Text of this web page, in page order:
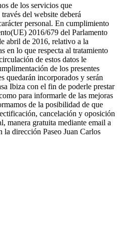
de los servicios que
del website deberá
personal. En cumplimiento
2016/679 del Parlamento
abril de 2016, relativo a la
en lo que respecta al tratamiento
de estos datos le
de los presentes
quedarán incorporados y serán
Ibiza con el fin de poderle prestar
para informarle de las mejoras
de la posibilidad de que
cancelación y oposición
manera gratuita mediante email a
dirección Paseo Juan Carlos